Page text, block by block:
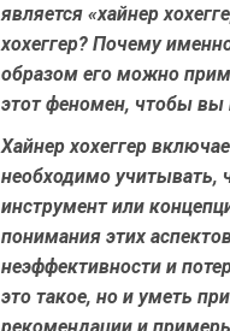
является «хайнер
хохеггер? Почему
образом его можно
этот феномен, чтобы вы
Хайнер хохеггер
необходимо учитывать,
инструмент или
понимания этих
неэффективности и
это такое, но и уметь